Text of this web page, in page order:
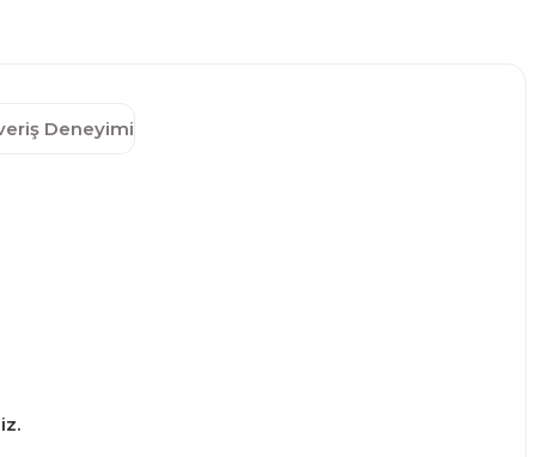
Deneyimi